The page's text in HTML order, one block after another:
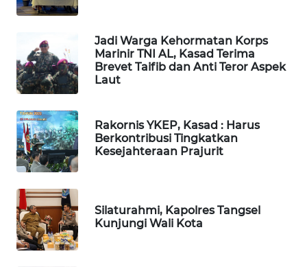
Jadi Warga Kehormatan Korps
Marinir TNI AL, Kasad Terima
Brevet Taifib dan Anti Teror Aspek
Laut
Rakornis YKEP, Kasad : Harus
Berkontribusi Tingkatkan
Kesejahteraan Prajurit
Silaturahmi, Kapolres Tangsel
Kunjungi Wali Kota
TINGGI
WN
PAKPAK
WN
WN
BEKASI
WN
BOGOR
WN